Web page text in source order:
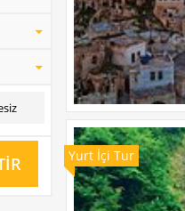
Yurt İçi Tur